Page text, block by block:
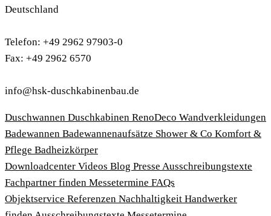
Deutschland
Telefon: +49 2962 97903-0
Fax: +49 2962 6570
info@hsk-duschkabinenbau.de
Duschwannen Duschkabinen RenoDeco Wandverkleidungen
Badewannen Badewannenaufsätze Shower & Co Komfort &
Pflege Badheizkörper
Download­center Videos Blog Presse Ausschreibungstexte
Fachpartner finden Messetermine FAQs
Objektservice Referenzen Nachhaltigkeit Handwerker